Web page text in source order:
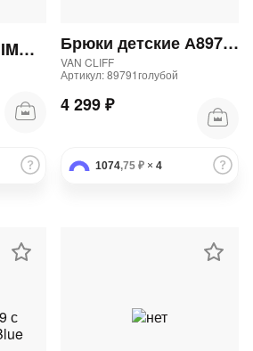
Сертификат MIMIMODA 5000 р. Брюки детские А89791 "Аларо блю юниор" 82Бр
VAN CLIFF
Артикул: 89791голубой
4 299 ₽
1074,75 ₽ × 4